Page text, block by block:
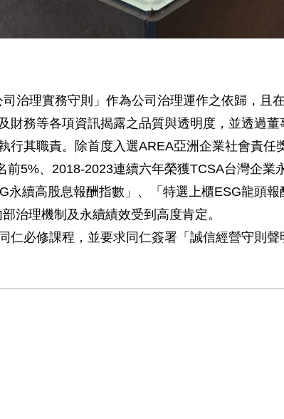
治理實務守則」作為公司治理運作之依歸，且
財務等各項資訊揭露之品質與透明度，並透過
其職責。除首度入選AREA亞洲企業社會責任
5%、2018-2023連續六年榮獲TCSA台灣企
續高股息報酬指數」、「特選上櫃ESG龍頭報
治理機制及永續績效受到高度肯定。
仁必修課程，並要求同仁簽署「誠信經營守則